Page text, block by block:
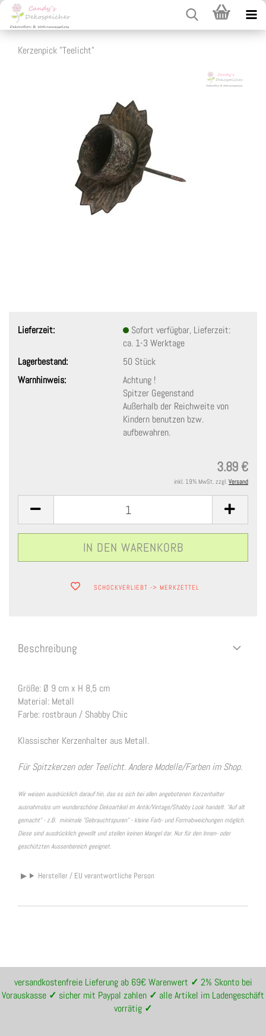
Kerzenpick "Teelicht"
Lieferzeit:
Sofort verfügbar, Lieferzeit:
ca. 1-3 Werktage
Lagerbestand:
50 Stück
Warnhinweis:
Achtung !
Spitzer Gegenstand
Außerhalb der Reichweite von
Kindern benutzen bzw.
aufbewahren.
3.89 €
inkl. 19% MwSt. zzgl. Versand
SCHOCKVERLIEBT -> MERKZETTEL
Beschreibung
Größe: Ø 9 cm x H 8,5 cm
Material: Metall
Farbe: rostbraun / Shabby Chic
Klassischer Kerzenhalter aus Metall.
Für Spitzkerzen oder Teelicht. Andere Modelle/Farben im Shop.
Wir weisen ausdrücklich darauf hin, das es sich bei allen angebotenen Kerzenhalter
ausnahmslos um wunderschöne Dekoartikel im Antik/Vintage/Shabby Look handelt. "Auf alt
gemacht" - z.B. minimale "Gebrauchtspuren" - kleine Farb- und Formabweichungen möglich.
Diese sind ausdrücklich gewollt und stellen keinen Mangel dar. Nur für den Innen- oder
geschützten Aussenbereich geeignet.
Hersteller / EU verantwortliche Person
versandkostenfreie Lieferung ab 69€ Warenwert ✓ 2% Skonto bei
Vorauskasse ✓ sicher mit Paypal zahlen ✓ alle Artikel im Ladengeschäft
vorrätig ✓